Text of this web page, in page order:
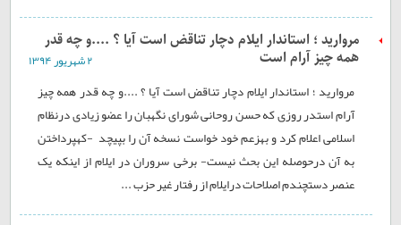
مروارید ؛ استاندار ایلام دچار تناقض است آیا ؟ ....و چه قدر
همه چیز آرام است ۲ شهريور ۱۳۹۴
مروارید ؛ استاندار ایلام دچار تناقض است آیا ؟ ....و چه قدر همه چیز
آرام استدر روزی که حسن روحانی شورای نگهبان را عضو زیادی درنظام
اسلامی اعلام کرد و بهزعم خود خواست نسخه آن را بپیچد -کهپرداختن
به آن درحوصله این بحث نیست- برخی سروران در ایلام از اینکه یک
عنصر دستچندم اصلاحات درایلام از رفتار غیر حزب ...